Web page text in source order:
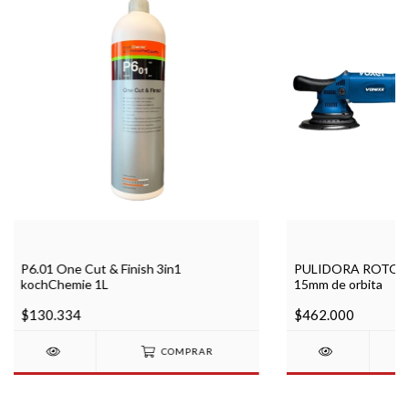
P6.01 One Cut & Finish 3in1
kochChemie 1L
$130.334
COMPRAR
PULIDORA ROTO-
15mm de orbita
$462.000